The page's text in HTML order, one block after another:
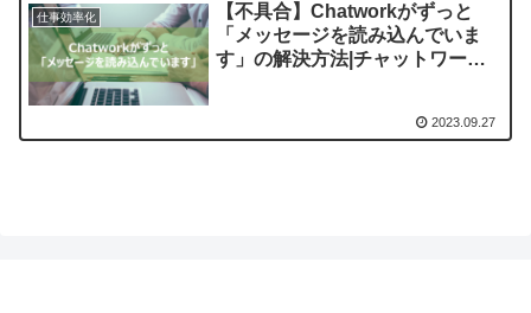
仕事効率化
【不具合】Chatworkがずっと
「メッセージを読み込んでいま
す」の解決方法|チャットワーク
2023.09.27